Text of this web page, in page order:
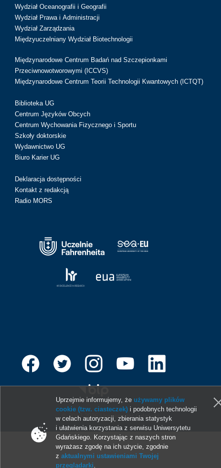
Wydział Oceanografii i Geografii
Wydział Prawa i Administracji
Wydział Zarządzania
Międzyuczelniany Wydział Biotechnologii
Międzynarodowe Centrum Badań nad Szczepionkami
Przeciwnowotworowymi (ICCVS)
Międzynarodowe Centrum Teorii Technologii Kwantowych (ICTQT)
Biblioteka UG
Centrum Języków Obcych
Centrum Wychowania Fizycznego i Sportu
Szkoły doktorskie
Wydawnictwo UG
Biuro Karier UG
Deklaracja dostępności
Kontakt z redakcją
Radio MORS
© 2013-2026 Uniwersytet Gdański
Uprzejmie informujemy, że używamy plików
cookie (tzw. ciasteczek) i podobnych technologii
w celach autoryzacji, zbierania statystyk
i ułatwienia korzystania z serwisu Uniwersytetu
Gdańskiego. Korzystając z naszych stron
wyrażasz zgodę na ich użycie, zgodnie
zaktualnymi ustawieniami Twojej
przeglądarki.